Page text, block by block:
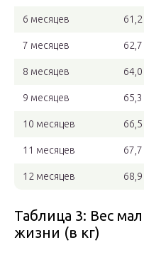
6 месяцев 61,2
7 месяцев 62,7
8 месяцев 64,0
9 месяцев 65,3
10 месяцев 66,5
11 месяцев 67,7
12 месяцев 68,9
Таблица 3: Вес
жизни (в кг)